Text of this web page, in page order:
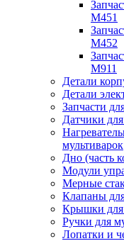
M451
M452
M911
Детали
Детали
Запчасти
Датчики
мультиварок
Дно (часть
Модули
Мерные
Клапаны
Крышки для
Ручки для
Лопатки и